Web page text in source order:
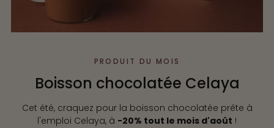
PRODUIT DU MOIS
Boisson chocolatée Celaya
Cet été, craquez pour la boisson chocolatée prête à
l'emploi Celaya, à -20% tout le mois d'août !